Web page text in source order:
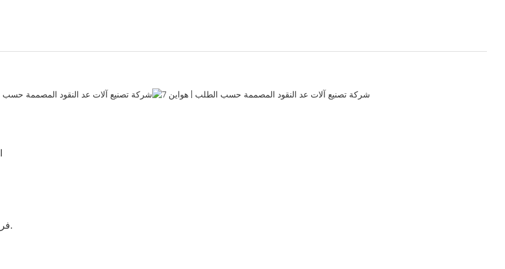
7) فرز كل فئة، عندما تكون قيمة العملة مختلفة عن فئة العملة المحسوبة أولاً.